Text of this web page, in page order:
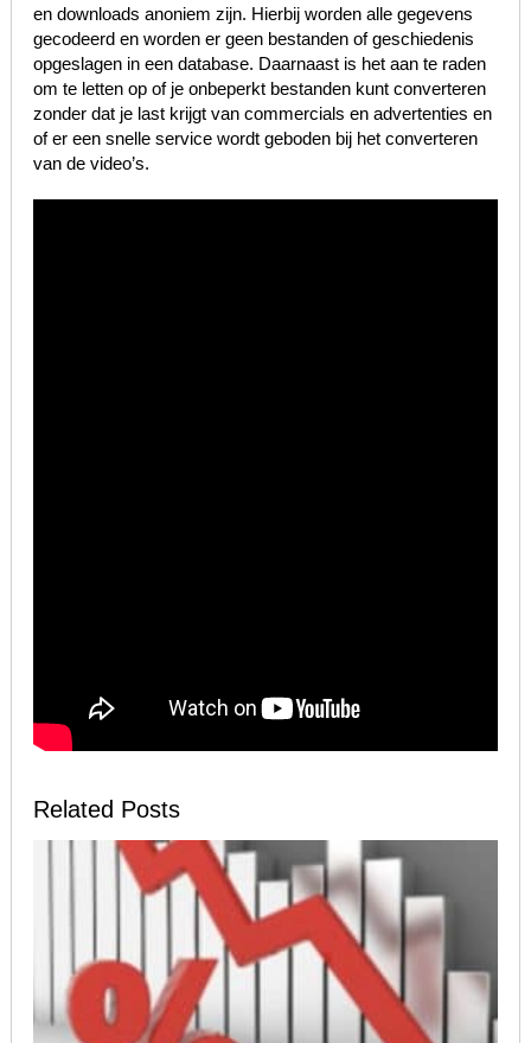
en downloads anoniem zijn. Hierbij worden alle gegevens
gecodeerd en worden er geen bestanden of geschiedenis
opgeslagen in een database. Daarnaast is het aan te raden
om te letten op of je onbeperkt bestanden kunt converteren
zonder dat je last krijgt van commercials en advertenties en
of er een snelle service wordt geboden bij het converteren
van de video’s.
Related Posts